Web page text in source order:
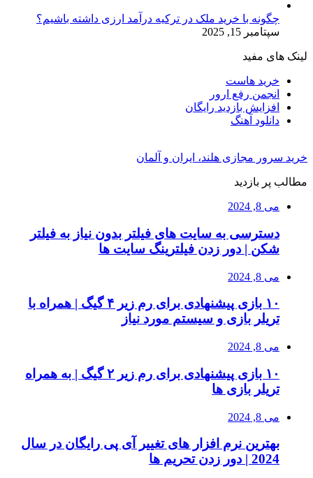
چگونه با خرید ملک در ترکیه درآمد ارزی داشته باشیم؟
سپتامبر 15, 2025
لینک های مفید
خرید هاست
انجمن رفع ارور
افزایش بازدید رایگان
دانلود آهنگ
خرید سرور مجازی هلند، ایران و آلمان
مطالب پر بازدید
می 8, 2024
دسترسی به سایت های فیلتر بدون نیاز به فیلتر
شکن | دور زدن فیلترینگ سایت ها
می 8, 2024
۱۰ بازی پیشنهادی برای رم زیر ۴ گیگ | همراه با
تریلر بازی و سیستم مورد نیاز
می 8, 2024
۱۰ بازی پیشنهادی برای رم زیر ۲ گیگ | به همراه
تریلر بازی ها
می 8, 2024
بهترین نرم افزار های تغییر آی پی رایگان در سال
2024 | دور زدن تحریم ها